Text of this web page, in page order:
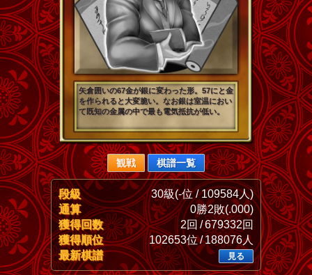
矢倉囲いの67金が銀に変わった形。57にと金
を作られると大変脆い。なお銀は室温におい
て既知の金属の中で最も電気抵抗が低い。
観戦 棋譜一覧
段級
30級(-位 / 109584人)
通算
0勝2敗(.000)
獲得回数
2回 / 679332回
獲得順位
102653位 / 188076人
最新棋譜
見る